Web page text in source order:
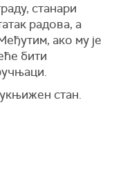
станари
радова, а
ако му је
бити
укњижен стан.